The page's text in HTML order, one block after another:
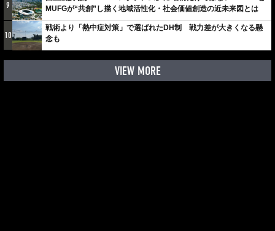
9
MUFGが“共創”し描く地域活性化・社会価値創造の近未来図とは
10
戦術より「熱中症対策」で選ばれたDH制 戦力差が大きくなる懸
念も
VIEW MORE